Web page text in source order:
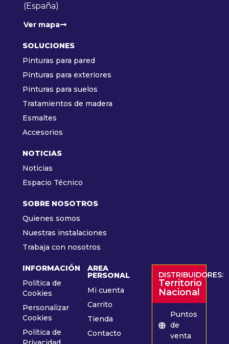
(España)
Ver mapa
SOLUCIONES
Pinturas para pared
Pinturas para exteriores
Pinturas para suelos
Tratamientos de madera
Esmaltes
Accesorios
NOTICIAS
Noticias
Espacio Técnico
SOBRE NOSOTROS
Quienes somos
Nuestras instalaciones
Trabaja con nosotros
INFORMACIÓN
Política de
Cookies
Personalizar
Cookies
Política de
AREA
PERSONAL
Mi cuenta
Carrito
Tienda
Contacto
DISTRIBUIDORES:
Territorio
Nacional
Puntos
de
venta